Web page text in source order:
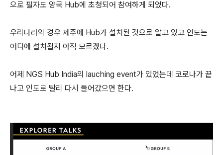
으로 필자도 양국 Hub에 초청되어 참여하게 되었다.
우리나라의 경우 제주에 Hub가 설치된 것으로 알고 있고 인도는
어디에 설치될지 아직 모르겠다.
어제 NGS Hub India의 lauching event가 있었는데 코로나가 끝
나고 인도로 빨리 다시 들어갔으면 한다.